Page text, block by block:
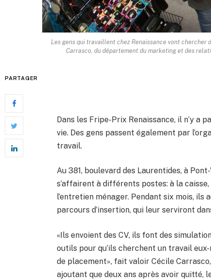
Les gens qui travaillent chez Renaissance vont
Carrasco, du département du marketing et des
PARTAGER
Dans les Fripe-Prix Renaissance, il n’y a
vie. Des gens passent également par
travail.
Au 381, boulevard des Laurentides, à
s’affairent à différents postes: à la
l’entretien ménager. Pendant six mois,
parcours d’insertion, qui leur serviront
«Ils envoient des CV, ils font des
outils pour qu’ils cherchent un travail
de placement», fait valoir Cécile
ajoutant que deux ans après avoir quitté,